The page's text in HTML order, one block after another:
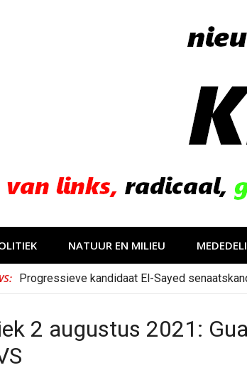
NATUUR EN MILIEU
Progressieve kandidaat El-Sayed
2 augustus 2021: